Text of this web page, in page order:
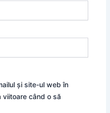
și site-ul web în
când o să